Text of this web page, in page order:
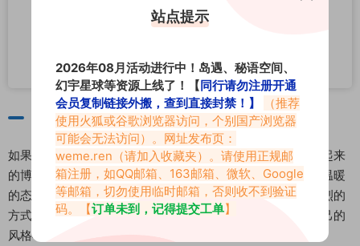
结语
如果你在寻找一个能把时尚品味、生活智慧与自信表达结合起来
的博主，放学小野猪可能正是你需要的那一个。她用专业与温暖
的态度，帮助粉丝看到自己的独特光芒，并学会以简洁而强烈的
方式，去表达真实的自我。愿你在她的内容里，找到属于自己的
风格与勇气。💫
站点提示
2026年08月活动进行中！岛遇、秘语空间、
幻宇星球等资源上线了！【同行请勿注册开通
会员复制链接外搬，查到直接封禁！】
（推荐
使用火狐或谷歌浏览器访问，个别国产浏览器
可能会无法访问）。网址发布页：
weme.ren （请加入收藏夹）。请使用正规邮
箱注册，如QQ邮箱、163邮箱、微软、Google
等邮箱，切勿使用临时邮箱，否则收不到验证
码。【订单未到，记得提交工单】